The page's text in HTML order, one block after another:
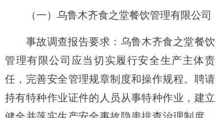
（一） 乌鲁木齐食之堂餐饮管理有限公司
事故调查报告要求： 乌鲁木齐食之堂餐饮
管理有限公司应当切实履行安全生产主体责
任，完善安全管理规章制度和操作规程。聘请
持有特种作业证件的人员从事特种作业，建立